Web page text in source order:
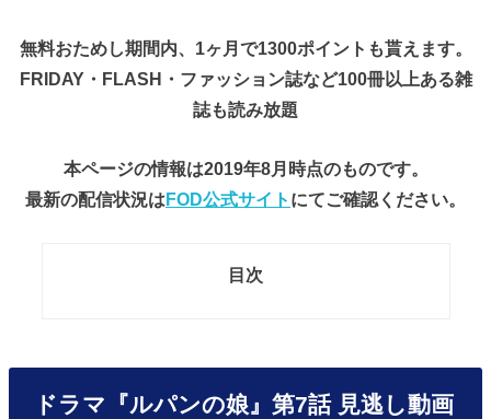
無料おためし期間内、1ヶ月で1300ポイントも貰えます。
FRIDAY・FLASH・ファッション誌など100冊以上ある雑
誌も読み放題
本ページの情報は2019年8月時点のものです。
最新の配信状況はFOD公式サイト にてご確認ください。
目次
ドラマ『ルパンの娘』第7話 見逃し動画